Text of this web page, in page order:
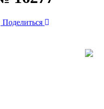
Поделиться